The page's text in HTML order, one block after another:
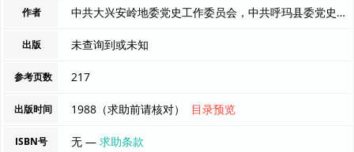
作者 中共大兴安岭地委党史工作委员会，中共呼玛县委党史工作办公室编 编者
出版 未查询到或未知
参考页数 217
出版时间 1988（求助前请核对） 目录预览
ISBN号 无 —求助条款